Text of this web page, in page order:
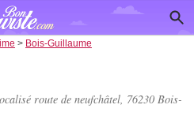
> Bois-Guillaume
route de neufchâtel, 76230 Bois-